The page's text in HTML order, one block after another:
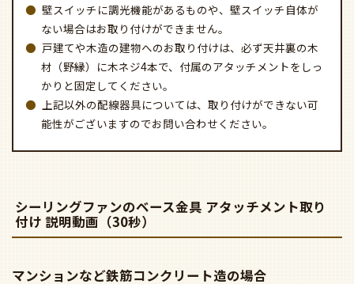
壁スイッチに調光機能があるものや、壁スイッチ自体が
ない場合はお取り付けができません。
戸建てや木造の建物へのお取り付けは、必ず天井裏の木
材（野縁）に木ネジ4本で、付属のアタッチメントをしっ
かりと固定してください。
上記以外の配線器具については、取り付けができない可
能性がございますのでお問い合わせください。
シーリングファンのベース金具 アタッチメント取り
付け 説明動画（30秒）
マンションなど鉄筋コンクリート造の場合